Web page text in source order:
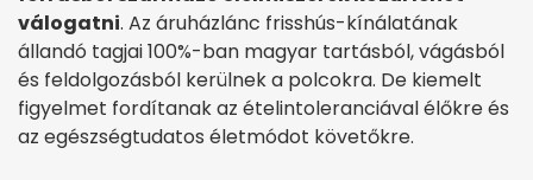
válogatni. Az áruházlánc frisshús-kínálatának
állandó tagjai 100%-ban magyar tartásból, vágásból
és feldolgozásból kerülnek a polcokra. De kiemelt
figyelmet fordítanak az ételintoleranciával élőkre és
az egészségtudatos életmódot követőkre.